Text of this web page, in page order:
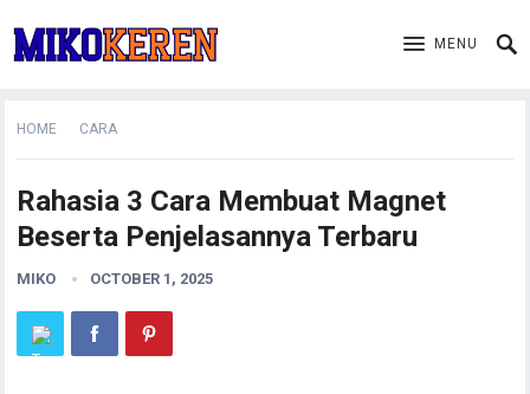
MENU
HOME CARA
Rahasia 3 Cara Membuat Magnet
Beserta Penjelasannya Terbaru
MIKO OCTOBER 1, 2025